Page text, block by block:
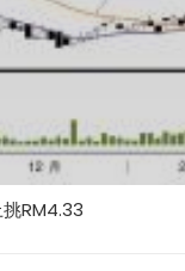
RM4.33